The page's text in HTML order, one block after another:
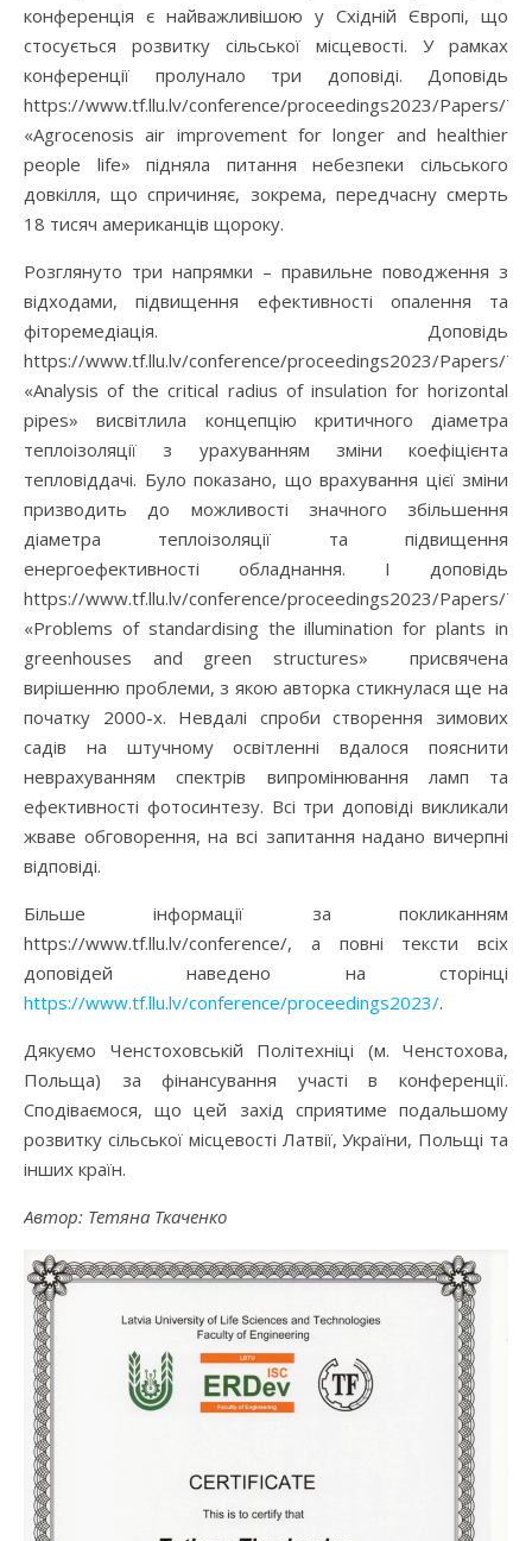
конференція є найважливішою у Східній Європі, що
стосується розвитку сільської місцевості. У рамках
конференції пролунало три доповіді. Доповідь
https://www.tf.llu.lv/conference/proceedings2023/Papers/
«Agrocenosis air improvement for longer and healthier
people life» підняла питання небезпеки сільського
довкілля, що спричиняє, зокрема, передчасну смерть
18 тисяч американців щороку.
Розглянуто три напрямки – правильне поводження з
відходами, підвищення ефективності опалення та
фіторемедіація. Доповідь
https://www.tf.llu.lv/conference/proceedings2023/Papers/
«Analysis of the critical radius of insulation for horizontal
pipes» висвітлила концепцію критичного діаметра
теплоізоляції з урахуванням зміни коефіцієнта
тепловіддачі. Було показано, що врахування цієї зміни
призводить до можливості значного збільшення
діаметра теплоізоляції та підвищення
енергоефективності обладнання. І доповідь
https://www.tf.llu.lv/conference/proceedings2023/Papers/
«Problems of standardising the illumination for plants in
greenhouses and green structures» присвячена
вирішенню проблеми, з якою авторка стикнулася ще на
початку 2000-х. Невдалі спроби створення зимових
садів на штучному освітленні вдалося пояснити
неврахуванням спектрів випромінювання ламп та
ефективності фотосинтезу. Всі три доповіді викликали
жваве обговорення, на всі запитання надано вичерпні
відповіді.
Більше інформації за покликанням
https://www.tf.llu.lv/conference/, а повні тексти всіх
доповідей наведено на сторінці
https://www.tf.llu.lv/conference/proceedings2023/.
Дякуємо Ченстоховській Політехніці (м. Ченстохова,
Польща) за фінансування участі в конференції.
Сподіваємося, що цей захід сприятиме подальшому
розвитку сільської місцевості Латвії, України, Польщі та
інших країн.
Автор: Тетяна Ткаченко